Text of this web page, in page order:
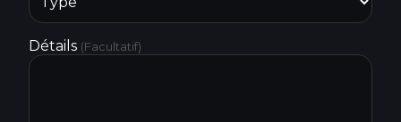
Détails (Facultatif)